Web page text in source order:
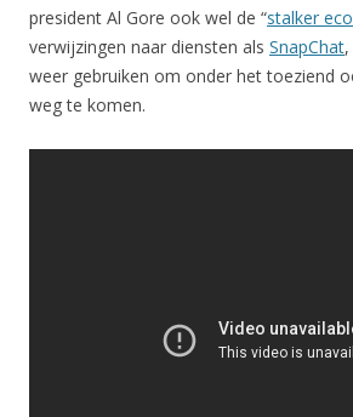
president Al Gore ook wel de “stalker
verwijzingen naar diensten als SnapChat
weer gebruiken om onder het toeziend
weg te komen.